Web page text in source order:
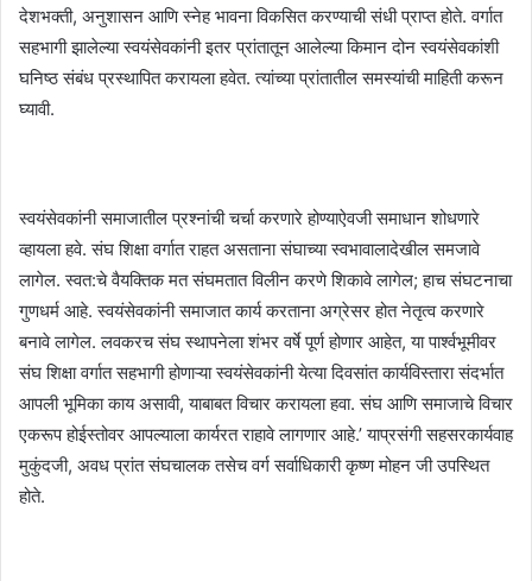
देशभक्ती, अनुशासन आणि स्नेह भावना विकसित करण्याची संधी प्राप्त होते. वर्गात
सहभागी झालेल्या स्वयंसेवकांनी इतर प्रांतातून आलेल्या किमान दोन स्वयंसेवकांशी
घनिष्ठ संबंध प्रस्थापित करायला हवेत. त्यांच्या प्रांतातील समस्यांची माहिती करून
घ्यावी.
स्वयंसेवकांनी समाजातील प्रश्नांची चर्चा करणारे होण्याऐवजी समाधान शोधणारे
व्हायला हवे. संघ शिक्षा वर्गात राहत असताना संघाच्या स्वभावालादेखील समजावे
लागेल. स्वत:चे वैयक्तिक मत संघमतात विलीन करणे शिकावे लागेल; हाच संघटनाचा
गुणधर्म आहे. स्वयंसेवकांनी समाजात कार्य करताना अग्रेसर होत नेतृत्व करणारे
बनावे लागेल. लवकरच संघ स्थापनेला शंभर वर्षे पूर्ण होणार आहेत, या पार्श्वभूमीवर
संघ शिक्षा वर्गात सहभागी होणाऱ्या स्वयंसेवकांनी येत्या दिवसांत कार्यविस्तारा संदर्भात
आपली भूमिका काय असावी, याबाबत विचार करायला हवा. संघ आणि समाजाचे विचार
एकरूप होईस्तोवर आपल्याला कार्यरत राहावे लागणार आहे.’ याप्रसंगी सहसरकार्यवाह
मुकुंदजी, अवध प्रांत संघचालक तसेच वर्ग सर्वाधिकारी कृष्ण मोहन जी उपस्थित
होते.